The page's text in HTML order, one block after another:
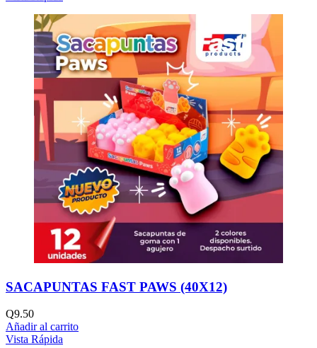
SACAPUNTAS FAST PAWS (40X12)
Q9.50
Añadir al carrito
Vista Rápida